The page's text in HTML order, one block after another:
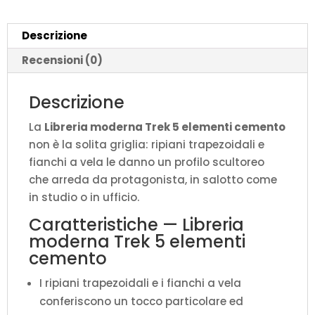
H.200
cm
quantità
Descrizione
Recensioni (0)
Descrizione
La Libreria moderna Trek 5 elementi cemento
non è la solita griglia: ripiani trapezoidali e
fianchi a vela le danno un profilo scultoreo
che arreda da protagonista, in salotto come
in studio o in ufficio.
Caratteristiche — Libreria
moderna Trek 5 elementi
cemento
I ripiani trapezoidali e i fianchi a vela
conferiscono un tocco particolare ed